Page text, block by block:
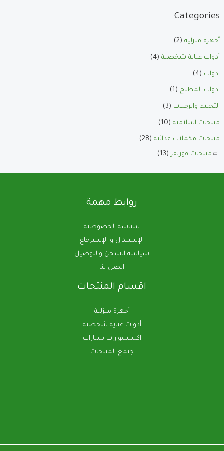
Categories
أجهزة منزلية (2)
أدوات عناية شخصية (4)
ادوات (4)
ادوات المطبخ (1)
التخييم والرحلات (3)
منتجات اسلامية (10)
منتجات مكملات غذائية (28)
منتجات فوريفر (13)
روابط مهمة
سياسة الخصوصية
الإستبدال و الإسترجاع
سياسة الشحن والتوصيل
اتصل بنا
اقسام المنتجات
أجهزة منزلية
أدوات عناية شخصية
اكسسوارات سيارات
جيمع المنتجات